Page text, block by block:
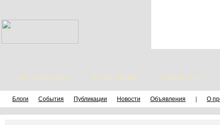
Дети модели Фотографы Стилисты
Блоги События Публикации Новости Объявления О